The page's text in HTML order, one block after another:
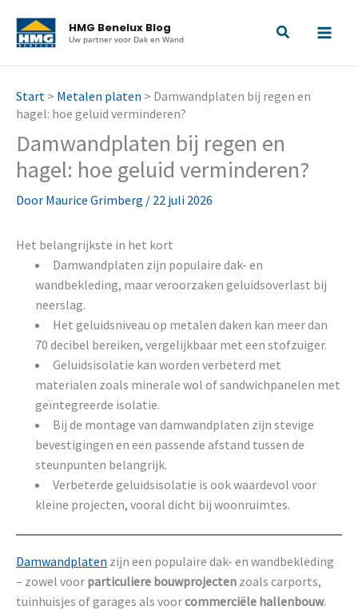
naar
inhoud
HMG Benelux Blog
Uw partner voor Dak en Wand
Start > Metalen platen > Damwandplaten bij regen en
hagel: hoe geluid verminderen?
Damwandplaten bij regen en
hagel: hoe geluid verminderen?
Door Maurice Grimberg / 22 juli 2026
Het belangrijkste in het kort
Damwandplaten zijn populaire dak- en
wandbekleding, maar veroorzaken geluidsoverlast bij
neerslag.
Het geluidsniveau op metalen daken kan meer dan
70 decibel bereiken, vergelijkbaar met een stofzuiger.
Geluidsisolatie kan worden verbeterd met
materialen zoals minerale wol of sandwichpanelen met
geïntegreerde isolatie.
Bij de montage van damwandplaten zijn stevige
bevestigingen en een passende afstand tussen de
steunpunten belangrijk.
Verbeterde geluidsisolatie is ook waardevol voor
kleine projecten, vooral dicht bij woonruimtes.
Damwandplaten zijn een populaire dak- en wandbekleding
– zowel voor particuliere bouwprojecten zoals carports,
tuinhuisjes of garages als voorcommerciële hallenbouw.